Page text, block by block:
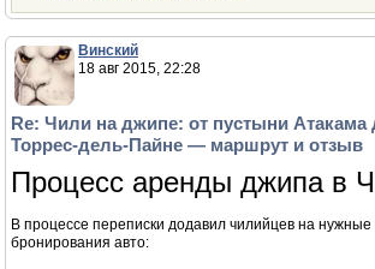
Винский
18 авг 2015, 22:28
Re: Чили на джипе: от пустыни Атакама
Торрес-дель-Пайне — маршрут и отзыв
Процесс аренды джипа в
В процессе переписки додавил чилийцев на
бронирования авто: